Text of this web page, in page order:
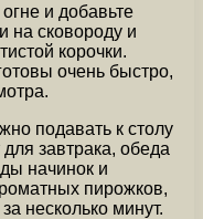
и добавьте
на сковороду и
корочки.
очень быстро,
подавать к столу
завтрака, обеда
начинок и
пирожков,
несколько минут.